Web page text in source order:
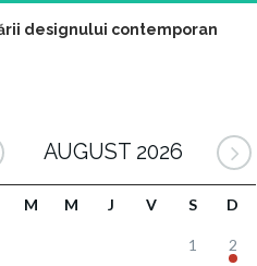
designului contemporan
AUGUST 2026
M M J V S D
1 2